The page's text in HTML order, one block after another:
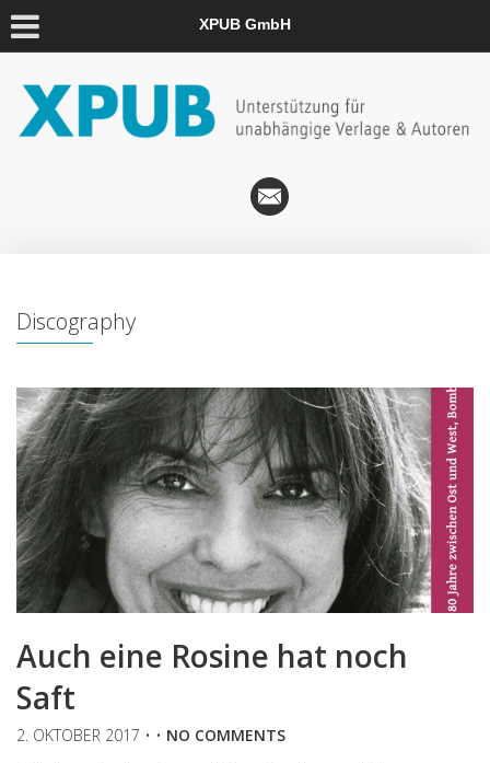
XPUB GmbH
Discography
Auch eine Rosine hat noch
Saft
2. OKTOBER 2017 • • NO COMMENTS